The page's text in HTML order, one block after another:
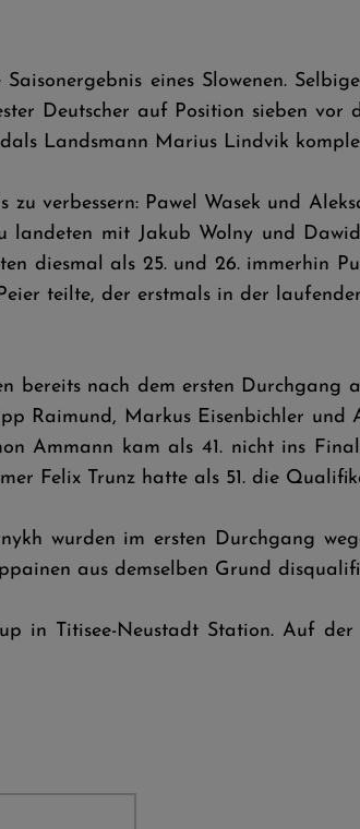
eines Slowenen.
Deutscher auf Position sieben vor
Landsmann Marius Lindvik
zu verbessern: Pawel Wasek und
landeten mit Jakub Wolny und
diesmal als 25. und 26. immerhin
teilte, der erstmals in der
bereits nach dem ersten Durchgang
Raimund, Markus Eisenbichler
Ammann kam als 41. nicht ins
Felix Trunz hatte als 51. die
wurden im ersten Durchgang
aus demselben Grund
in Titisee-Neustadt Station. Auf